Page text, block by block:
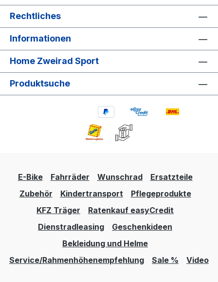
Rechtliches
Informationen
Home Zweirad Sport
Produktsuche
E-Bike Fahrräder Wunschrad
Ersatzteile
Zubehör
Kindertransport
Pflegeprodukte
KFZ Träger
Ratenkauf easyCredit
Dienstradleasing
Geschenkideen
Bekleidung und Helme
Service/Rahmenhöhenempfehlung
Sale % Video